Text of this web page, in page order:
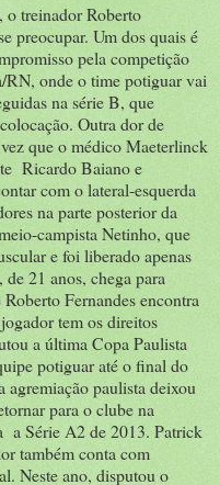
o treinador Roberto
preocupar. Um dos quais é
pela competição
onde o time potiguar vai
na série B, que
Outra dor de
que o médico Maeterlinck
Ricardo Baiano e
com o lateral-esquerda
na parte posterior da
campista Netinho, que
e foi liberado apenas
21 anos, chega para
Fernandes encontra
tem os direitos
a última Copa Paulista
potiguar até o final do
agremiação paulista deixou
para o clube na
a Série A2 de 2013. Patrick
também conta com
Neste ano, disputou o